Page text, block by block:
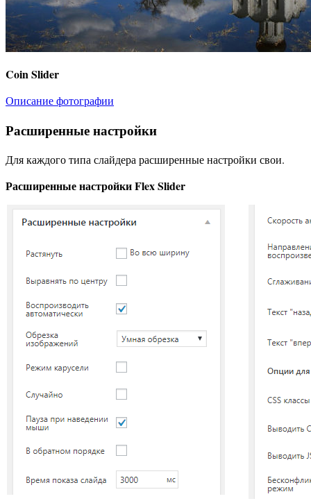
Coin Slider
Описание фотографии
Расширенные настройки
Для каждого типа слайдера расширенные настройки свои.
Расширенные настройки Flex Slider